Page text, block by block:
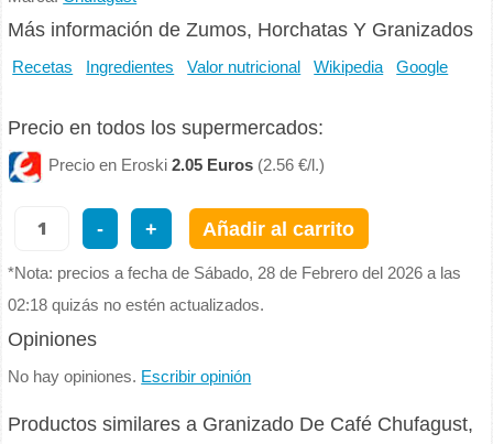
Más información de Zumos, Horchatas Y Granizados
Recetas Ingredientes Valor nutricional Wikipedia Google
Precio en todos los supermercados:
Precio en Eroski2.05 Euros (2.56 €/l.)
- + Añadir al carrito
*Nota: precios a fecha de Sábado, 28 de Febrero del 2026 a las
02:18 quizás no estén actualizados.
Opiniones
No hay opiniones. Escribir opinión
Productos similares a Granizado De Café Chufagust,